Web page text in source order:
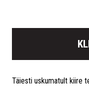
Täiesti uskumatult kiire